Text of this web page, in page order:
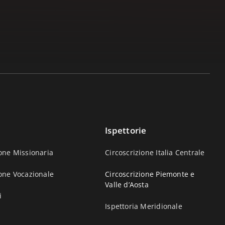
Missionaria
Vocazionale
Ispettorie
Circoscrizione Italia Centrale
Circoscrizione Piemonte e
Valle d’Aosta
Ispettoria Meridionale